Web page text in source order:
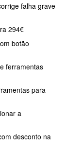
falha grave
294€
botão
ferramentas
para
a
desconto na